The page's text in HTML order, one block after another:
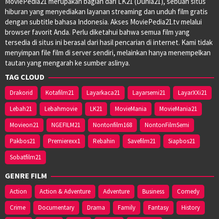
hiburan yang menyediakan layanan streaming dan unduh film gratis
dengan subtitle bahasa Indonesia. Akses MoviePedia21.tv melalui
browser favorit Anda. Perlu diketahui bahwa semua film yang
tersedia di situs ini berasal dari hasil pencarian di internet. Kami tidak
menyimpan file film di server sendiri, melainkan hanya menempelkan
tautan yang mengarah ke sumber aslinya.
TAG CLOUD
Drakorid Kotafilm21 Layarkaca21 Layarsemi21
LayarXXi21
Lebah21
Lebahmovie LK21 MovieMania
MovieMania21
Movieon21
NGEFILM21 Nontonfilm168
NontonFilmSemi
Pakbos21
Premierexx1 Rebahin Savefilm21
Siapbos21
Sobatfilm21
GENRE FILM
Action Action & Adventure Adventure Business
Comedy
Crime
Documentary Drama Family Fantasy History